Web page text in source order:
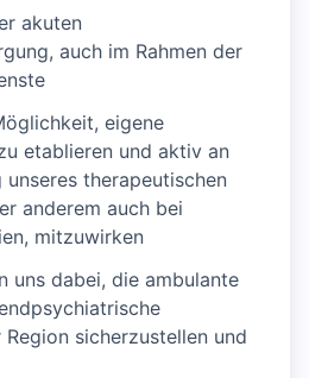
akuten
auch im Rahmen der
eigene
etablieren und aktiv an
therapeutischen
anderem auch bei
mitzuwirken
uns dabei, die ambulante
sicherzustellen und